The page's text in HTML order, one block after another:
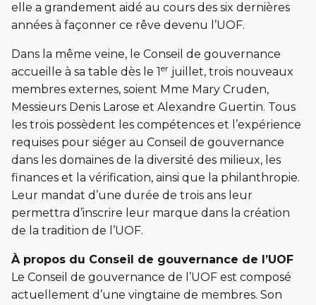
elle a grandement aidé au cours des six dernières
années à façonner ce rêve devenu l’UOF.
Dans la même veine, le Conseil de gouvernance
accueille à sa table dès le 1er juillet, trois nouveaux
membres externes, soient Mme Mary Cruden,
Messieurs Denis Larose et Alexandre Guertin. Tous
les trois possèdent les compétences et l’expérience
requises pour siéger au Conseil de gouvernance
dans les domaines de la diversité des milieux, les
finances et la vérification, ainsi que la philanthropie.
Leur mandat d’une durée de trois ans leur
permettra d’inscrire leur marque dans la création
de la tradition de l’UOF.
À propos du Conseil de gouvernance de l’UOF
Le Conseil de gouvernance de l’UOF est composé
actuellement d’une vingtaine de membres. Son